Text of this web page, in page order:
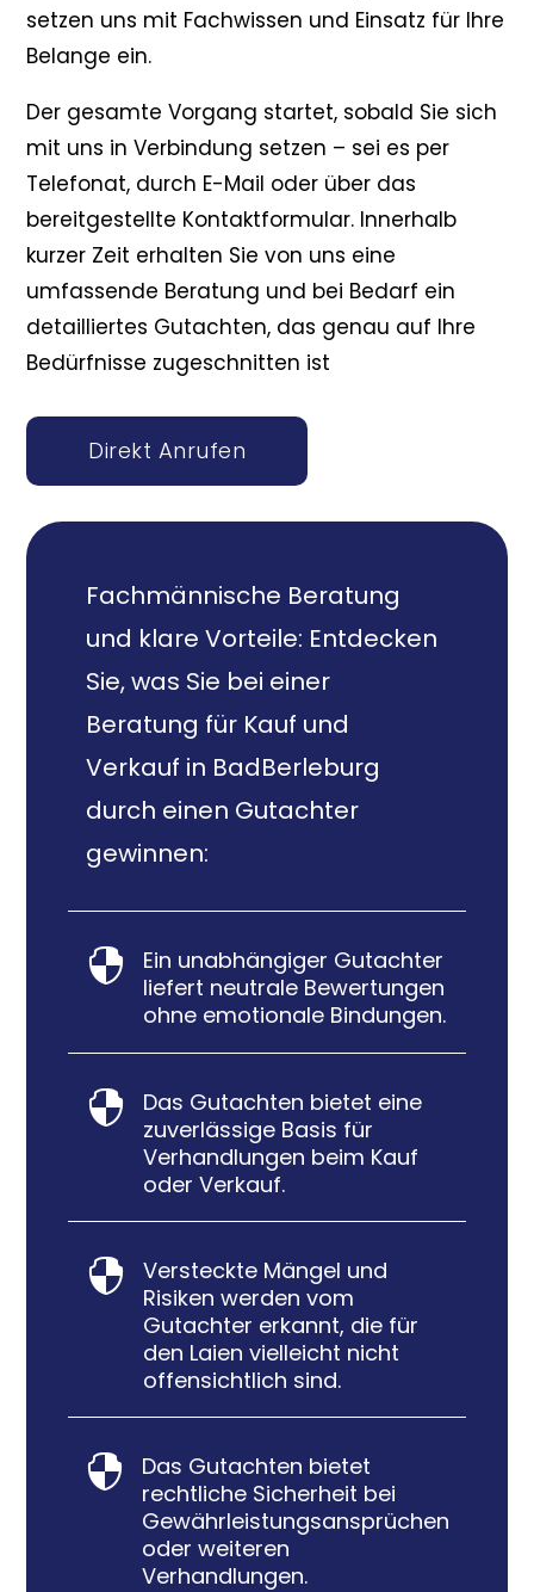
setzen uns mit Fachwissen und Einsatz für Ihre
Belange ein.
Der gesamte Vorgang startet, sobald Sie sich
mit uns in Verbindung setzen – sei es per
Telefonat, durch E-Mail oder über das
bereitgestellte Kontaktformular. Innerhalb
kurzer Zeit erhalten Sie von uns eine
umfassende Beratung und bei Bedarf ein
detailliertes Gutachten, das genau auf Ihre
Bedürfnisse zugeschnitten ist
Direkt Anrufen
Fachmännische Beratung
und klare Vorteile: Entdecken
Sie, was Sie bei einer
Beratung für Kauf und
Verkauf in BadBerleburg
durch einen Gutachter
gewinnen:

Ein unabhängiger Gutachter
liefert neutrale Bewertungen
ohne emotionale Bindungen.

Das Gutachten bietet eine
zuverlässige Basis für
Verhandlungen beim Kauf
oder Verkauf.

Versteckte Mängel und
Risiken werden vom
Gutachter erkannt, die für
den Laien vielleicht nicht
offensichtlich sind.

Das Gutachten bietet
rechtliche Sicherheit bei
Gewährleistungsansprüchen
oder weiteren
Verhandlungen.